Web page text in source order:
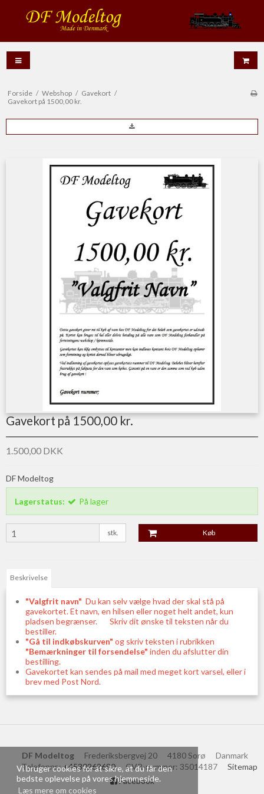
Vi bruger cookies for at sikre, at du får den
bedste oplevelse på vores hjemmeside.
Læs mere om cookies
Forside / Webshop / Gavekort /
Gavekort på 1500,00 kr.
Gavekort på 1500,00 kr.
1.500,00 DKK
DF Modeltog
Lagerstatus: På lager
stk. Køb
Beskrivelse
"Valgfrit navn" Du kan selv vælge hvad der skal stå på
gavekortet. Et navn, en hilsen eller noget helt andet, kun
pladsen begrænser. Skriv dit ønske til teksten når du
bestiller.
"Gå til indkøbskurven" og skriv teksten i rubrikken
"Bemærkninger til forsendelse" inden du afslutter din
bestilling.
Gavekortet kan sendes på mail med meget kort varsel, eller i
brev med Post Nord.
DF Modeltog Frederiksbergvej 20 4180 Sorø
Danmark
Telefonnr.: +4530262690 CVR-nummer: 35014187
Sitemap
Facebook